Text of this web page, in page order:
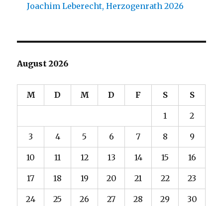
Joachim Leberecht, Herzogenrath 2026
August 2026
M D M D F S S
1 2
3 4 5 6 7 8 9
10 11 12 13 14 15 16
17 18 19 20 21 22 23
24 25 26 27 28 29 30